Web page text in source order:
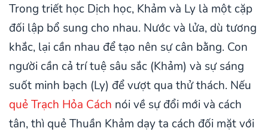
Trong triết học Dịch học, Khảm và Ly là một cặp
đối lập bổ sung cho nhau. Nước và lửa, dù tương
khắc, lại cần nhau để tạo nên sự cân bằng. Con
người cần cả trí tuệ sâu sắc (Khảm) và sự sáng
suốt minh bạch (Ly) để vượt qua thử thách. Nếu
quẻ Trạch Hỏa Cách nói về sự đổi mới và cách
tân, thì quẻ Thuần Khảm dạy ta cách đối mặt với